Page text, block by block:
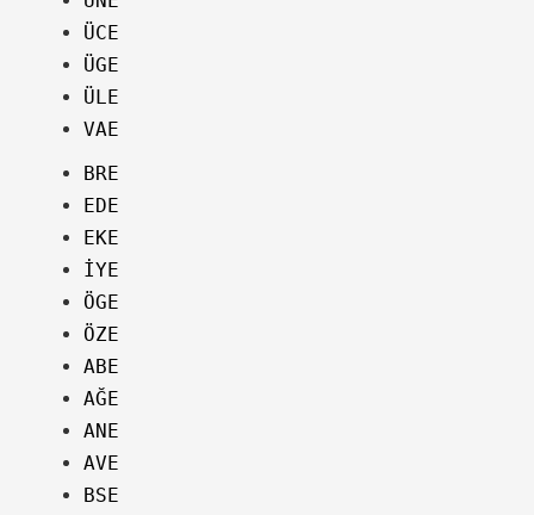
ÜCE
ÜGE
ÜLE
VAE
BRE
EDE
EKE
İYE
ÖGE
ÖZE
ABE
AĞE
ANE
AVE
BSE